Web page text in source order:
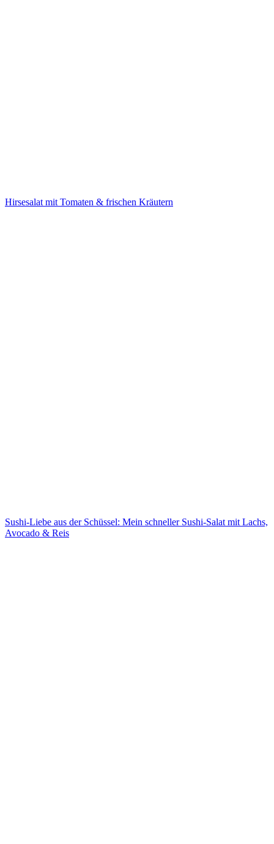
Hirsesalat mit Tomaten & frischen Kräutern
Sushi-Liebe aus der Schüssel: Mein schneller Sushi-Salat mit Lachs,
Avocado & Reis